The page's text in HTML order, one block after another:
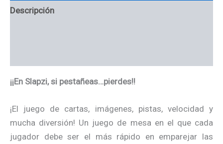
Descripción
¡¡En Slapzi, si pestañeas…pierdes!!
¡El juego de cartas, imágenes, pistas, velocidad y
mucha diversión! Un juego de mesa en el que cada
jugador debe ser el más rápido en emparejar las